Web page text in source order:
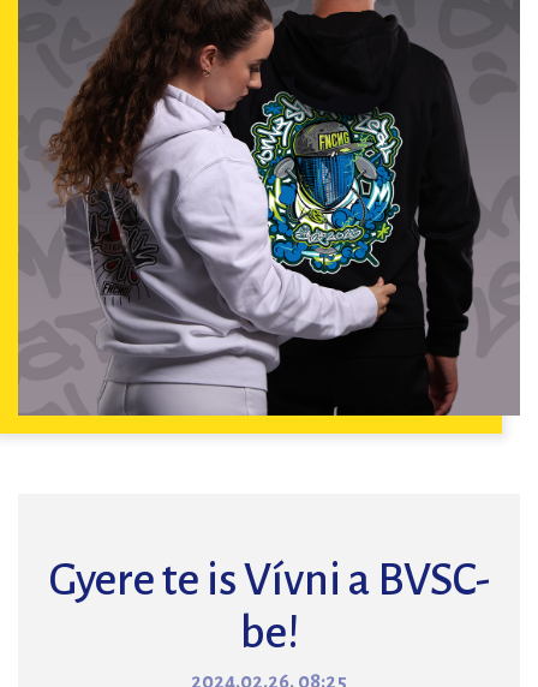
Gyere te is Vívni a BVSC-
be!
2024.02.26. 08:25